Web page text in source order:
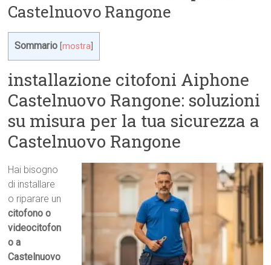
Castelnuovo Rangone
Sommario [mostra
installazione citofoni Aiphone
Castelnuovo Rangone: soluzioni
su misura per la tua sicurezza a
Castelnuovo Rangone
Hai bisogno
di installare
o riparare un
citofono o
videocitofon
o a
Castelnuovo